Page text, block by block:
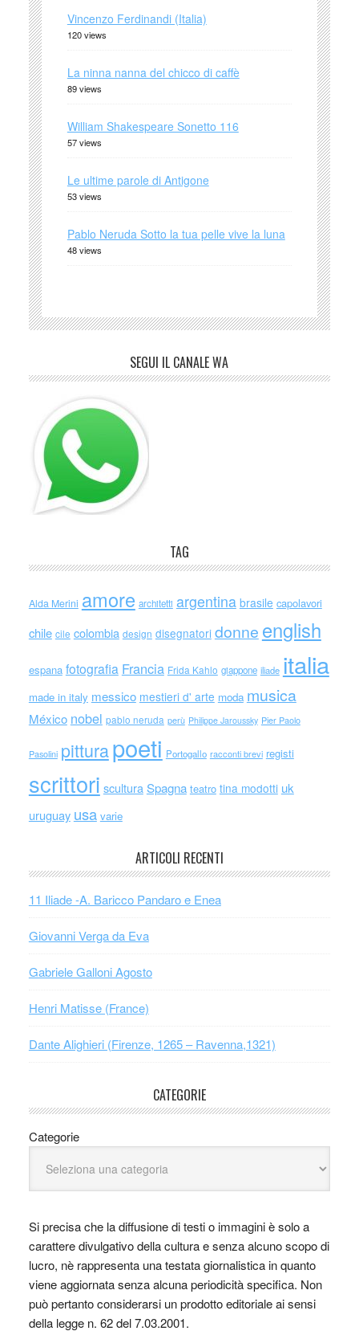
Vincenzo Ferdinandi (Italia)
120 views
La ninna nanna del chicco di caffè
89 views
William Shakespeare Sonetto 116
57 views
Le ultime parole di Antigone
53 views
Pablo Neruda Sotto la tua pelle vive la luna
48 views
SEGUI IL CANALE WA
TAG
Alda Merini amore architetti argentina brasile capolavori
chile cile colombia design disegnatori donne english
espana fotografia Francia Frida Kahlo giappone iliade italia
made in italy messico mestieri d' arte moda musica
México nobel pablo neruda perù Philippe Jaroussky Pier Paolo
Pasolini pitturapoeti Portogallo racconti brevi registi
scrittori scultura Spagna teatro tina modotti uk
uruguay usa varie
ARTICOLI RECENTI
11 Iliade -A. Baricco Pandaro e Enea
Giovanni Verga da Eva
Gabriele Galloni Agosto
Henri Matisse (France)
Dante Alighieri (Firenze, 1265 – Ravenna,1321)
CATEGORIE
Categorie
Si precisa che la diffusione di testi o immagini è solo a
carattere divulgativo della cultura e senza alcuno scopo di
lucro, nè rappresenta una testata giornalistica in quanto
viene aggiornata senza alcuna periodicità specifica. Non
può pertanto considerarsi un prodotto editoriale ai sensi
della legge n. 62 del 7.03.2001.